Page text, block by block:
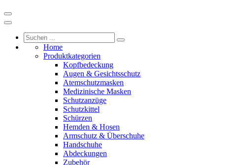
Home
Produktkategorien
Kopfbedeckung
Augen & Gesichtsschutz
Atemschutzmasken
Medizinische Masken
Schutzanzüge
Schutzkittel
Schürzen
Hemden & Hosen
Armschutz & Überschuhe
Handschuhe
Abdeckungen
Zubehör